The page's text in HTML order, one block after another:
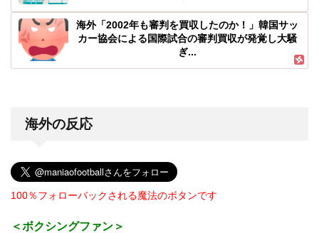
海外「2002年も審判を買収したのか！」韓国サッ
カー協会による国際試合の審判買収が発覚し大騒
ぎ...
海外の反応
100％フォローバックされる魔法のボタンです
＜ボクシングファン＞